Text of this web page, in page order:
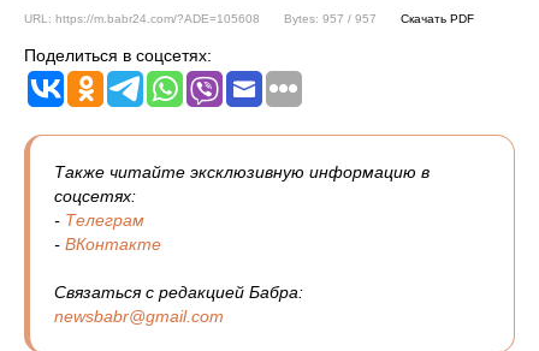
URL: https://m.babr24.com/?ADE=105608 Bytes: 957 / 957 Скачать PDF
Поделиться в соцсетях:
Также читайте эксклюзивную информацию в
соцсетях:
- Телеграм
- ВКонтакте
Связаться с редакцией Бабра:
newsbabr@gmail.com